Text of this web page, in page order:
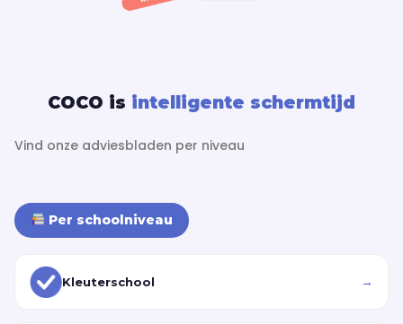
COCO is intelligente schermtijd
Vind onze adviesbladen per niveau
Per schoolniveau
Kleuterschool →